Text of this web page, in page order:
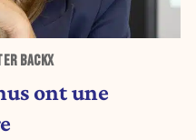
BACKX
ont une